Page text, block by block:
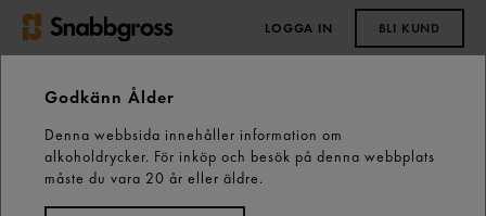
LOGGA IN BLI KUND
Start
Grilloljor & Såser
For Chicken Marinad Påse 75g Santa Maria
Godkänn Ålder
Denna webbsida innehåller information om
alkoholdrycker. För inköp och besök på denna webbplats
måste du vara 20 år eller äldre.